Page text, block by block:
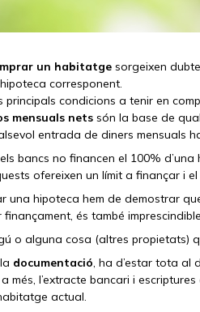
un habitatge sorgeixen
corresponent.
principals condicions a tenir en
mensuals nets són la base de
entrada de diners mensuals
bancs no financen el 100%
ofereixen un límit a finançar i
una hipoteca hem de demostrar
finançament, és també imprescindible
o alguna cosa (altres propietats)
documentació, ha d’estar tota al
a més, l’extracte bancari i
actual.